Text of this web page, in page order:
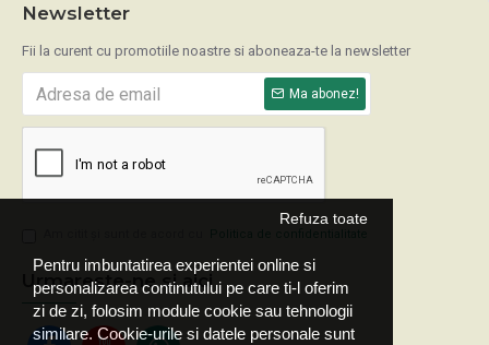
Pentru imbuntatirea experientei online si
personalizarea continutului pe care ti-l oferim
zi de zi, folosim module cookie sau tehnologii
similare. Cookie-urile si datele personale sunt
Refuza toate
Newsletter
Fii la curent cu promotiile noastre si aboneaza-te la newsletter
Ma abonez!
Urmareste-ne si aici